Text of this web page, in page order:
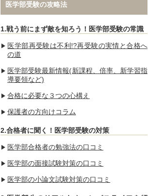
医学部受験の攻略法
1.戦う前にまず敵を知ろう！医学部受験の常識
医学部再受験は不利!?再受験の実情と合格へ
の道
医学部受験最新情報(新課程、倍率、新学習指
導要領など)
合格に必要な３つの心構え
保護者の方向けコラム
2.合格者に聞く！医学部受験の対策
医学部合格者の勉強法の口コミ
医学部の面接試験対策の口コミ
医学部の小論文試験対策の口コミ